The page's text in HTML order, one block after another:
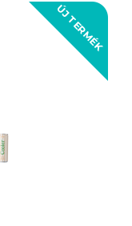
ÚJ TERMÉK